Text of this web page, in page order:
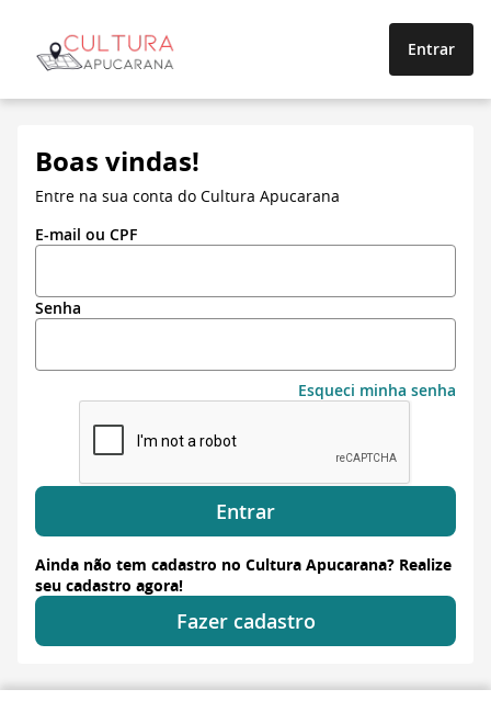
Entrar
Boas vindas!
Entre na sua conta do Cultura Apucarana
E-mail ou CPF
Senha
Esqueci minha senha
Entrar
Ainda não tem cadastro no Cultura Apucarana? Realize
seu cadastro agora!
Fazer cadastro